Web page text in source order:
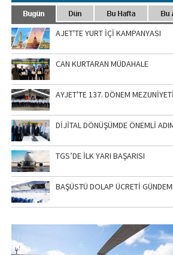
AJET'TE YURT İÇİ KAMPANYASI
CAN KURTARAN MÜDAHALE
AYJET'TE 137. DÖNEM MEZUNİYETİ
DİJİTAL DÖNÜŞÜMDE ÖNEMLİ
TGS’DE İLK YARI BAŞARISI
BAŞÜSTÜ DOLAP ÜCRETİ
SİNGAPUR AIRSHOW-2020